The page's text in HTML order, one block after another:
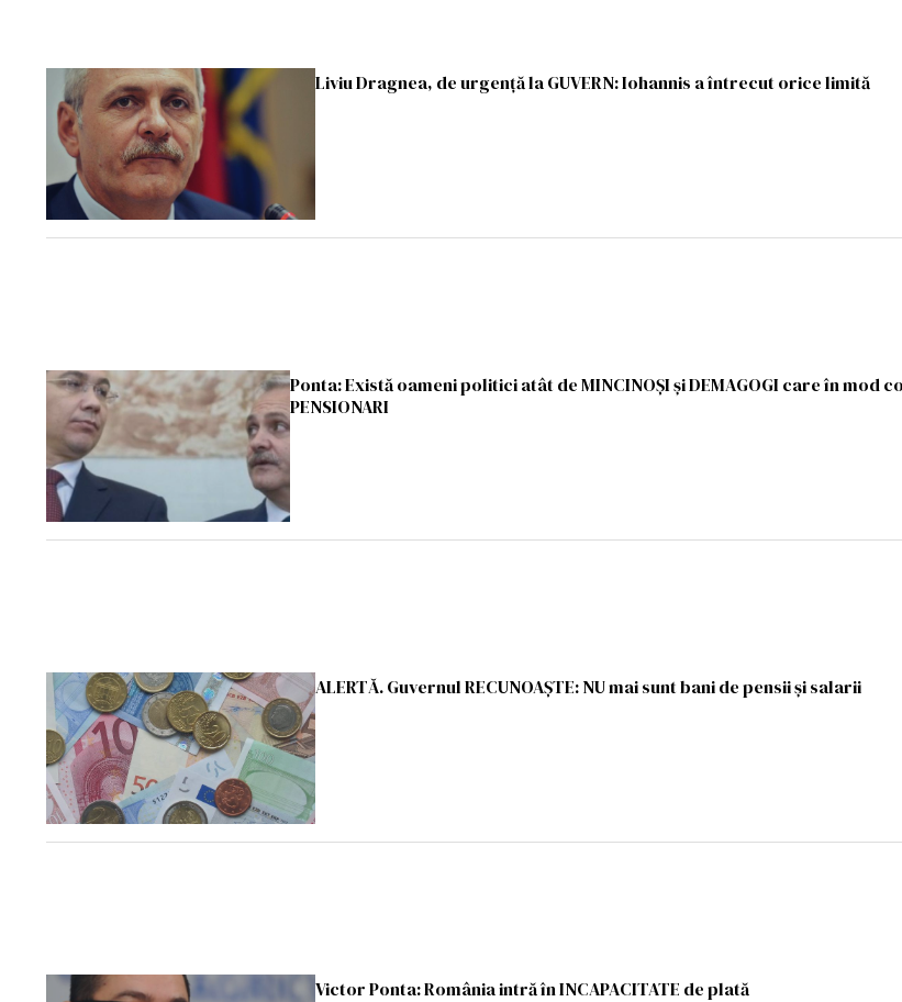
Liviu Dragnea, de urgență la GUVERN: Iohannis a întrecut orice limită
Ponta: Există oameni politici atât de MINCINOȘI și DEMAGOGI care în mod
PENSIONARI
ALERTĂ. Guvernul RECUNOAȘTE: NU mai sunt bani de pensii şi salarii
Victor Ponta: România intră în INCAPACITATE de plată